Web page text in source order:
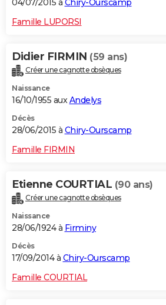
04/07/2015 à Chiry-Ourscamp
Famille LUPORSI
Didier FIRMIN (59 ans)
Créer une cagnotte obsèques
Naissance
16/10/1955 auxAndelys
Décès
28/06/2015 à Chiry-Ourscamp
Famille FIRMIN
Etienne COURTIAL (90 ans)
Créer une cagnotte obsèques
Naissance
28/06/1924 à Firminy
Décès
17/09/2014 à Chiry-Ourscamp
Famille COURTIAL